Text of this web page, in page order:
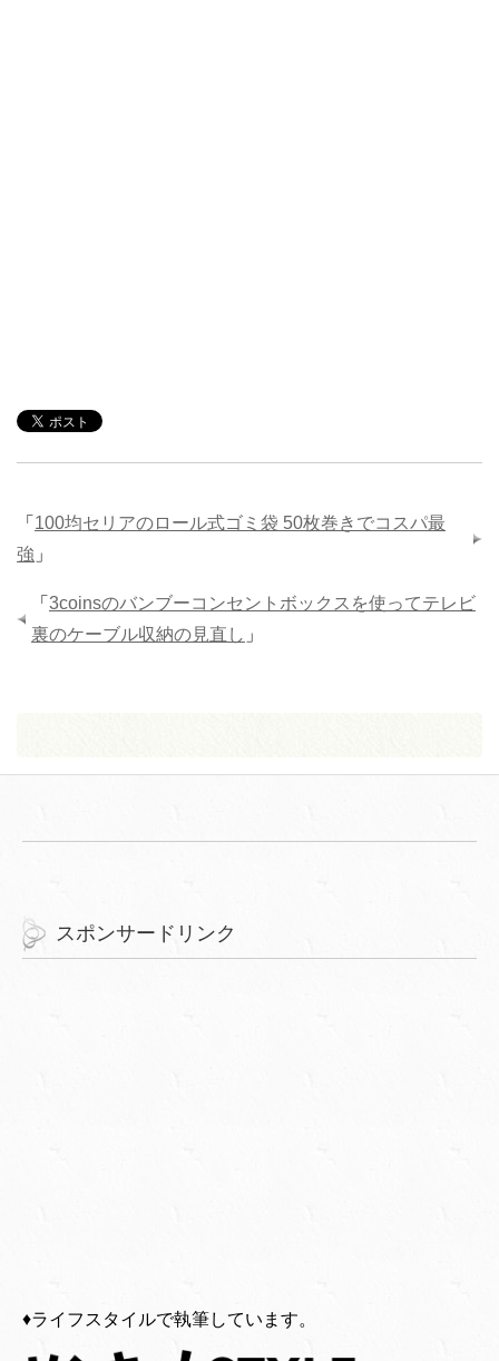
「 100均セリアのロール式ゴミ袋 50枚巻きでコスパ最
強 」
「 3coinsのバンブーコンセントボックスを使ってテレビ
裏のケーブル収納の見直し 」
スポンサードリンク
♦︎ライフスタイルで執筆しています。